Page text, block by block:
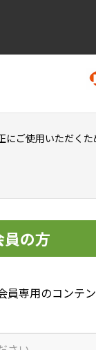
金額（目安）は
14万4千円とい
は自己負担額が
ご使用いただく
員の方
員専用のコンテ